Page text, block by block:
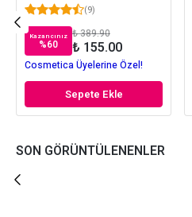
(9)
Kazancınız
%60
₺ 389.90
₺ 155.00
Cosmetica Üyelerine Özel!
Sepete Ekle
SON GÖRÜNTÜLENENLER